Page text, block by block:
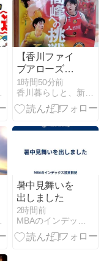
学
【香川ファイ
ブアローズ】
昨シーズンに
引き続き、ポ
スター貼りボ
行って来た
1時間50分前
香川暮らしと、新NISAを1,800万円積み立てる猫
想）
暑中見舞いを
出しました
2時間前
MBAのインデックス投資日記